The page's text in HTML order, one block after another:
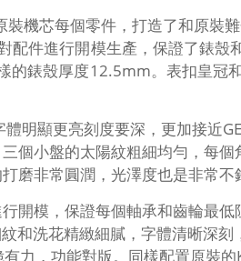
機芯每個零件，打造了和原裝
配件進行開模生產，保證了錶
錶殼厚度12.5mm。表扣皇冠
明顯更亮刻度要深，更加接近
個小盤的太陽紋粗細均勻，每
磨非常圓潤，光澤度也是非常不
開模，保證每個軸承和齒輪最
和洗花精緻細膩，字體清晰深
力，功能對版。同樣配置原裝